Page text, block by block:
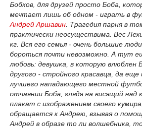
Бобков, для друзей просто Боба,
мечтает лишь об одном - играть в
Андрей Аршавин. Трагедия парня в
практически неосуществима. Вес
кг. Вся его семья - очень большие
бороться почти невозможно. А тут
любовь: девушка, в которую влюблен
другого - стройного красавца, да еще
лучшего нападающего местной
отчаянии Боба, глядя на висящий над
плакат с изображением своего
обращается к Андрею, взывая о
Андрей в образе то ли волшебника,